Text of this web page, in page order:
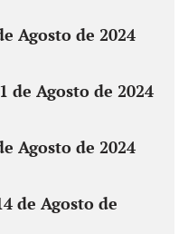
Agosto de 2024
de Agosto de 2024
Agosto de 2024
de Agosto de